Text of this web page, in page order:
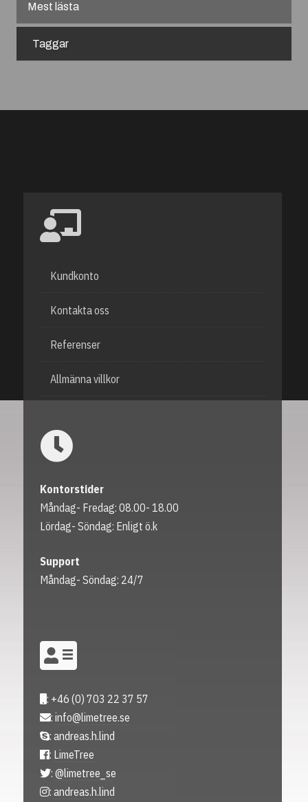
Mest lästa
Taggar
Kundkonto
Kontakta oss
Referenser
Allmänna villkor
Kontorstider
Måndag- Fredag: 08.00- 18.00
Lördag- Söndag: Enligt ö.k
Support
Måndag- Söndag: 24/7
: +46 (0) 703 22 37 57
: info@limetree.se
: andreas.h.lind
: LimeTree
: @limetree_se
: andreas.h.lind